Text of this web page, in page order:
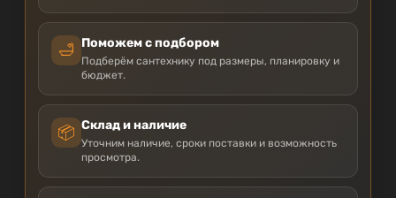
🛁 Поможем с подбором
Подберём сантехнику под размеры, планировку и
бюджет.
📦 Склад и наличие
Уточним наличие, сроки поставки и возможность
просмотра.